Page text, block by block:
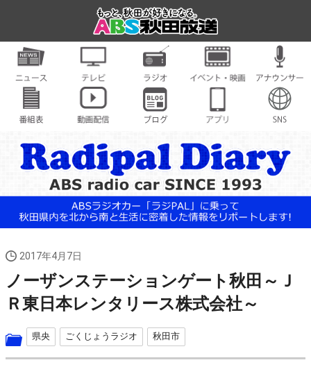
2017年4月7日
ノーザンステーションゲート秋田～Ｊ
Ｒ東日本レンタリース株式会社～
県央 ごくじょうラジオ 秋田市